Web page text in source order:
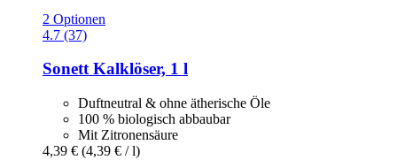
2 Optionen
4.7 (37)
SonettKalklöser, 1 l
Duftneutral & ohne ätherische Öle
100 % biologisch abbaubar
Mit Zitronensäure
4,39 € (4,39 € / l)